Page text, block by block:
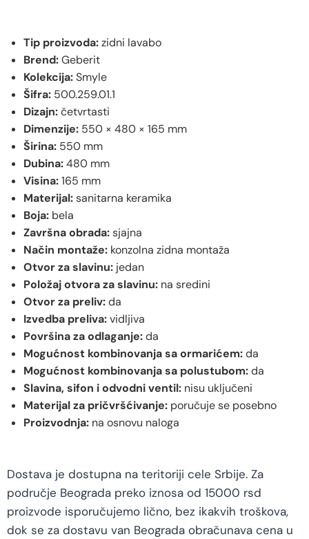
Tip proizvoda:zidni lavabo
Brend:Geberit
Kolekcija:Smyle
Šifra: 500.259.01.1
Dizajn:četvrtasti
Dimenzije: 550 × 480 × 165 mm
Širina: 550 mm
Dubina:480 mm
Visina:165 mm
Materijal:sanitarna keramika
Boja: bela
Završna obrada:sjajna
Način montaže: konzolna zidna montaža
Otvor za slavinu: jedan
Položaj otvora za slavinu: na sredini
Otvor za preliv:da
Izvedba preliva:vidljiva
Površina za odlaganje:da
Mogućnost kombinovanja sa ormarićem:da
Mogućnost kombinovanja sa polustubom:da
Slavina, sifon i odvodni ventil: nisu uključeni
Materijal za pričvršćivanje: poručuje se posebno
Proizvodnja: na osnovu naloga
Dostava je dostupna na teritoriji cele Srbije. Za
područje Beograda preko iznosa od 15000 rsd
proizvode isporučujemo lično, bez ikakvih troškova,
dok se za dostavu van Beograda obračunava cena u